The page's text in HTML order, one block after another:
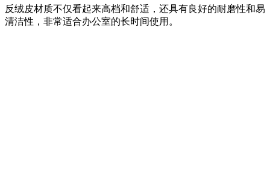
反绒皮材质不仅看起来高档和舒适，还具有良好的耐磨性和易
清洁性，非常适合办公室的长时间使用。